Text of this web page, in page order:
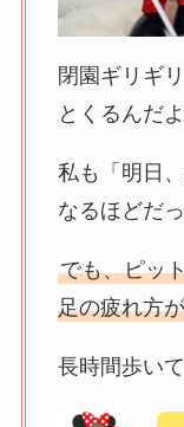
閉園ギリギ
とくるんだ
私も「明日
なるほどだっ
でも、ピッ
足の疲れ方
長時間歩い